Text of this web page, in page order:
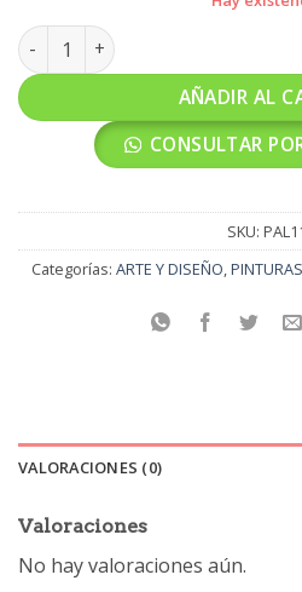
PALETA PARA PINTAR ML-165
AÑADIR AL
CONSULTAR
SKU:
Categorías: ARTE Y DISEÑO,
VALORACIONES (0)
Valoraciones
No hay valoraciones aún.